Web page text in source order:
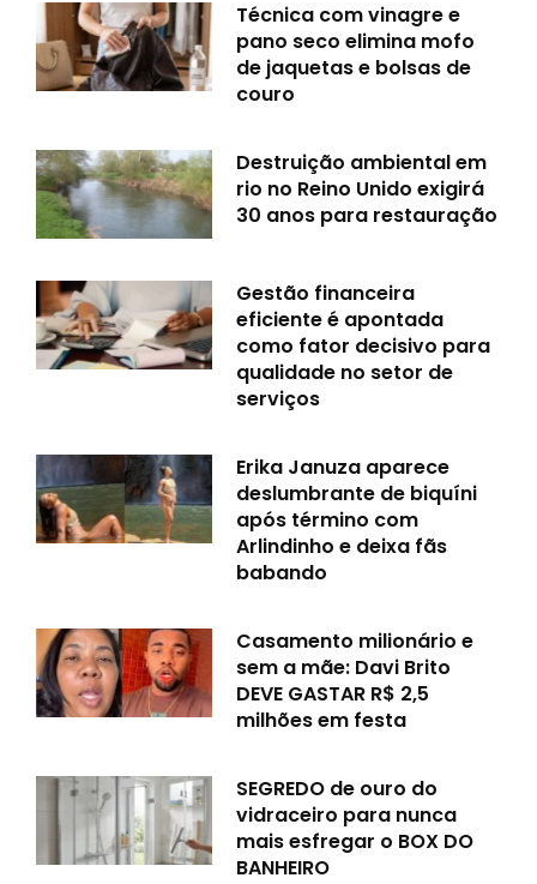
Técnica com vinagre e
pano seco elimina mofo
de jaquetas e bolsas de
couro
Destruição ambiental em
rio no Reino Unido exigirá
30 anos para restauração
Gestão financeira
eficiente é apontada
como fator decisivo para
qualidade no setor de
serviços
Erika Januza aparece
deslumbrante de biquíni
após término com
Arlindinho e deixa fãs
babando
Casamento milionário e
sem a mãe: Davi Brito
DEVE GASTAR R$ 2,5
milhões em festa
SEGREDO de ouro do
vidraceiro para nunca
mais esfregar o BOX DO
BANHEIRO